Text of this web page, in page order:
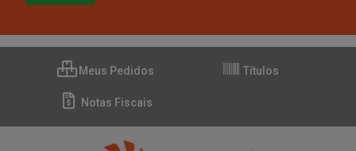
Meus Pedidos Títulos
Notas Fiscais